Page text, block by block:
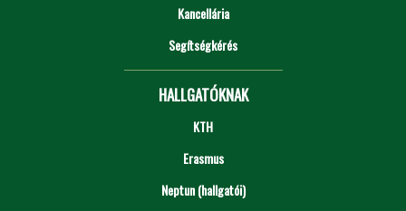
Kancellária
Segítségkérés
HALLGATÓKNAK
KTH
Erasmus
Neptun (hallgatói)